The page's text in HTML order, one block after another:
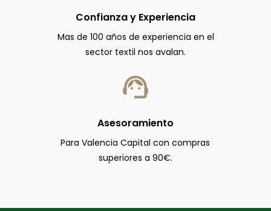
Confianza y Experiencia
Mas de 100 años de experiencia en el
sector textil nos avalan.
Asesoramiento
Para Valencia Capital con compras
superiores a 90€.